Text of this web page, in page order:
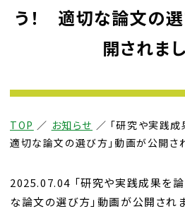
う！ 適切な論文の選
開されまし
TOP ／ お知らせ ／ 「研究や実践
適切な論文の選び方」動画が公開さ
2025.07.04 「研究や実践成果を
な論文の選び方」動画が公開され